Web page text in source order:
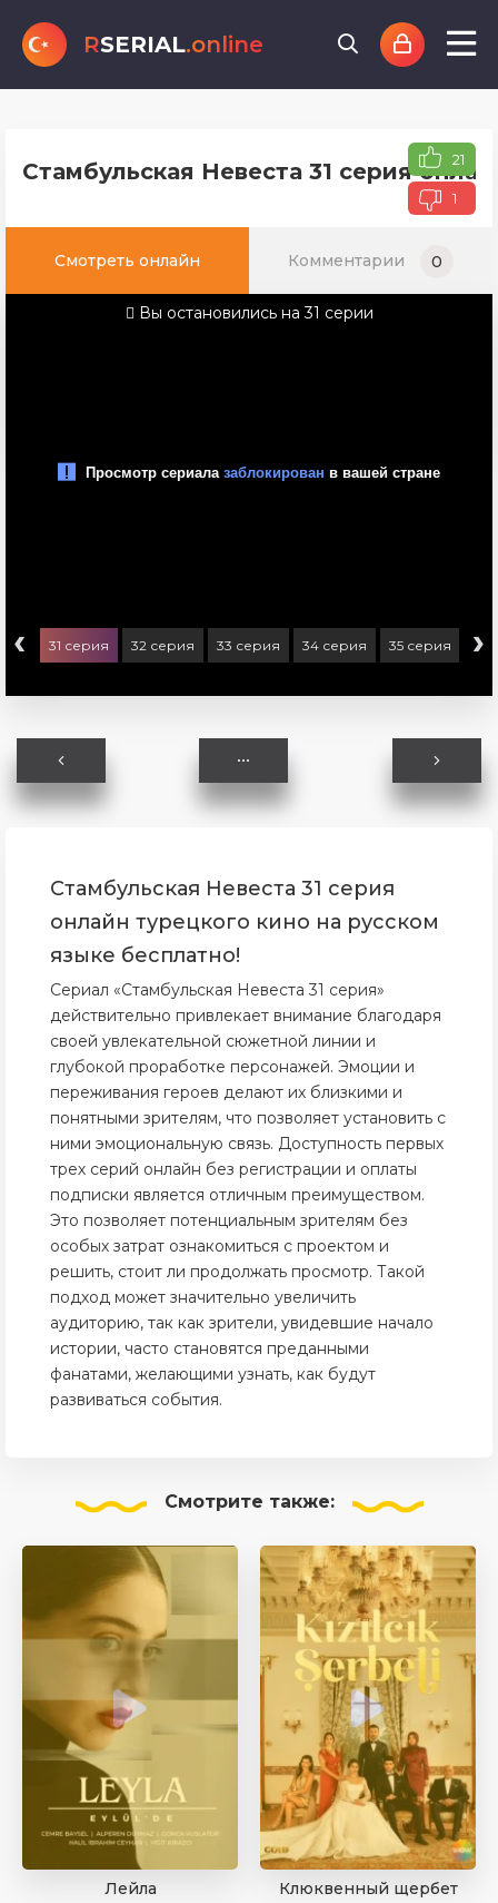
RSERIAL.online
Стамбульская Невеста 31 серия 21
1
Смотреть онлайн Комментарии 0
Вы остановились на 31 серии
‹ 31 серия 32 серия 33 серия 34 серия 35 серия 36
›
Стамбульская Невеста 31 серия
онлайн турецкого кино на русском
языке бесплатно!
Сериал «Стамбульская Невеста 31 серия»
действительно привлекает внимание благодаря
своей увлекательной сюжетной линии и
глубокой проработке персонажей. Эмоции и
переживания героев делают их близкими и
понятными зрителям, что позволяет установить с
ними эмоциональную связь. Доступность первых
трех серий онлайн без регистрации и оплаты
подписки является отличным преимуществом.
Это позволяет потенциальным зрителям без
особых затрат ознакомиться с проектом и
решить, стоит ли продолжать просмотр. Такой
подход может значительно увеличить
аудиторию, так как зрители, увидевшие начало
истории, часто становятся преданными
фанатами, желающими узнать, как будут
развиваться события.
Смотрите также:
Лейла Клюквенный щербет